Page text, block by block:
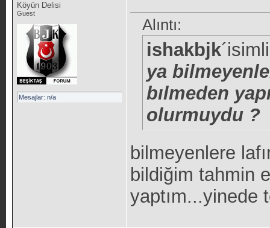
Köyün Delisi
Guest
Mesajlar: n/a
Alıntı:
ishakbjk
ya
bılmeden
olurmuydu ?
bilmeyenlere
bildiğim tahmin
yaptım...yinede